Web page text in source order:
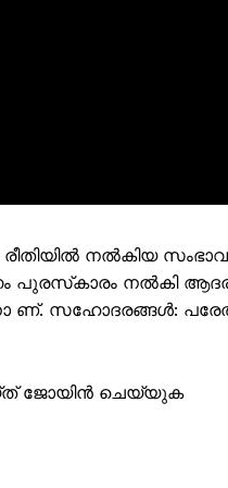
നൽകിയ
പുരസ്‌കാരം നൽകി
ണ്. സഹോദരങ്ങൾ:
ജോയിൻ ചെയ്യുക